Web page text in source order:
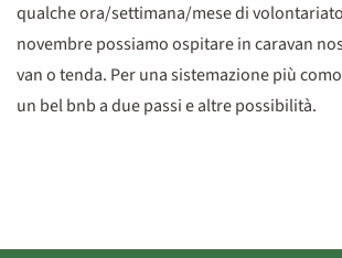
qualche ora/settimana/mese di
novembre possiamo ospitare in caravan
van o tenda. Per una sistemazione più
un bel bnb a due passi e altre possibilità.